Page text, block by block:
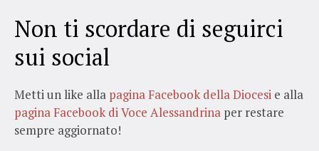
Non ti scordare di seguirci
sui social
Metti un like alla pagina Facebook della Diocesi e alla
pagina Facebook di Voce Alessandrina per restare
sempre aggiornato!